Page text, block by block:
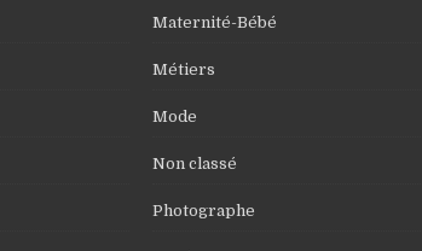
Maternité-Bébé
Métiers
Mode
Non classé
Photographe